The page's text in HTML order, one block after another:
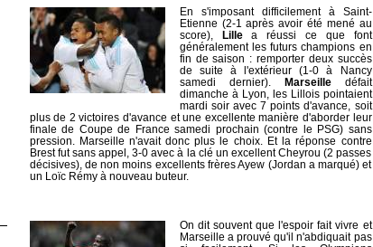
En s'imposant difficilement à Saint-
Etienne (2-1 après avoir été mené au
score), Lillea réussi ce que font
généralement les futurs champions en
fin de saison : remporter deux succès
de suite à l'extérieur (1-0 à Nancy
samedi dernier). Marseilledéfait
dimanche à Lyon, les Lillois pointaient
mardi soir avec 7 points d'avance, soit
plus de 2 victoires d'avance et une excellente manière d'aborder leur
finale de Coupe de France samedi prochain (contre le PSG) sans
pression. Marseille n'avait donc plus le choix. Et la réponse contre
Brest fut sans appel, 3-0 avec à la clé un excellent Cheyrou (2 passes
décisives), de non moins excellents frères Ayew (Jordan a marqué) et
un Loïc Rémy à nouveau buteur.
On dit souvent que l'espoir fait vivre et
Marseille a prouvé qu'il n'abdiquait pas